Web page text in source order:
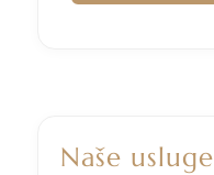
Naše usluge